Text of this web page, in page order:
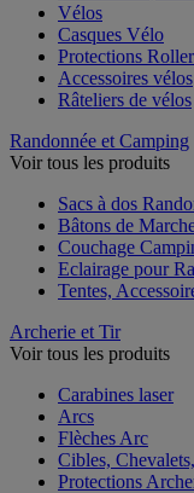
Vélos
Casques Vélo
Protections
Accessoires vélos
Râteliers de vélos
Randonnée et Camping
Voir tous les produits
Sacs à dos
Bâtons de
Couchage
Eclairage pour
Tentes,
Archerie et Tir
Voir tous les produits
Carabines laser
Arcs
Flèches Arc
Cibles,
Protections